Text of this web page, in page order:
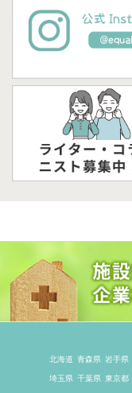
北海道 青森県 岩手県
埼玉県 千葉県 東京都